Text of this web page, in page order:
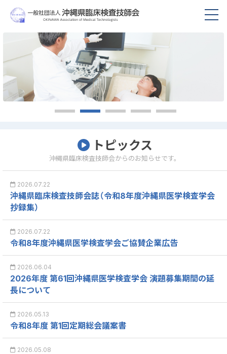
トピックス
沖縄県臨床検査技師会からのお知らせです。
2026.07.22
沖縄県臨床検査技師会誌（令和8年度沖縄県医学検査学会
抄録集）
2026.07.22
令和8年度沖縄県医学検査学会ご協賛企業広告
2026.06.04
2026年度 第61回沖縄県医学検査学会 演題募集期間の延
長について
2026.05.13
令和8年度 第1回定期総会議案書
2026.05.08